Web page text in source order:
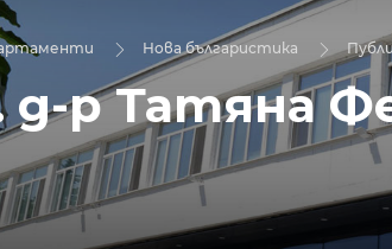
Нова българистика
д-р Татяна